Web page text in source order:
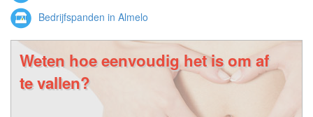
Bedrijfspanden in Almelo
Weten hoe eenvoudig het is om af
te vallen?